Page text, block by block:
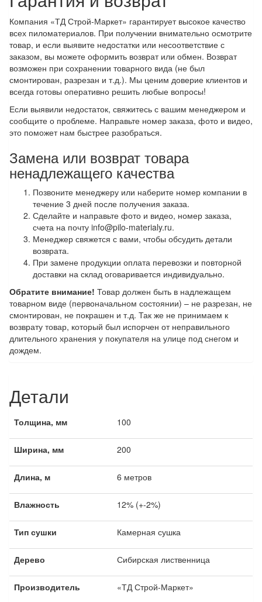
Компания «ТД Строй-Маркет» гарантирует высокое качество
всех пиломатериалов. При получении внимательно осмотрите
товар, и если выявите недостатки или несоответствие с
заказом, вы можете оформить возврат или обмен. Возврат
возможен при сохранении товарного вида (не был
смонтирован, разрезан и т.д.). Мы ценим доверие клиентов и
всегда готовы оперативно решить любые вопросы!
Если выявили недостаток, свяжитесь с вашим менеджером и
сообщите о проблеме. Направьте номер заказа, фото и видео,
это поможет нам быстрее разобраться.
Замена или возврат товара
ненадлежащего качества
Позвоните менеджеру или наберите номер компании в
течение 3 дней после получения заказа.
Сделайте и направьте фото и видео, номер заказа,
счета на почту info@pilo-materialy.ru.
Менеджер свяжется с вами, чтобы обсудить детали
возврата.
При замене продукции оплата перевозки и повторной
доставки на склад оговаривается индивидуально.
Обратите внимание! Товар должен быть в надлежащем
товарном виде (первоначальном состоянии) – не разрезан, не
смонтирован, не покрашен и т.д. Так же не принимаем к
возврату товар, который был испорчен от неправильного
длительного хранения у покупателя на улице под снегом и
дождем.
Детали
Толщина, мм 100
Ширина, мм 200
Длина, м 6 метров
Влажность 12% (+-2%)
Тип сушки Камерная сушка
Дерево Сибирская лиственница
Производитель «ТД Строй-Маркет»